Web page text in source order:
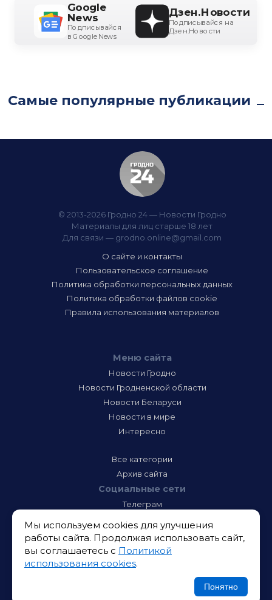
Google
News
Подписывайся
в Google News
Дзен.Новости
Подписывайся на
Дзен.Новости
Самые популярные публикации
© 2013-2026 Гродно 24 — Новости Гродно
Материалы для лиц старше 18 лет
Для связи — grodno.online@gmail.com
О сайте и контакты
Пользовательское соглашение
Политика обработки персональных данных
Политика обработки файлов cookie
Правила использования материалов
Меню сайта
Новости Гродно
Новости Гродненской области
Новости Беларуси
Новости в мире
Интересно
Все категории
Архив сайта
Социальные сети
Телеграм
Инстаграм
Тик-Ток
Одноклассники
ВК
Мы используем cookies для улучшения
работы сайта. Продолжая использовать сайт,
вы соглашаетесь с Политикой
использования cookies.
Понятно